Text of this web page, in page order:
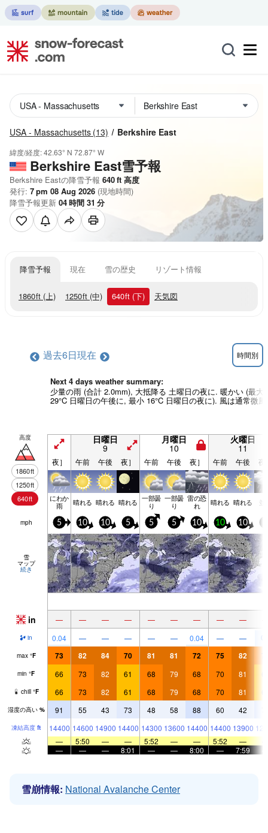
USA - Massachusetts (13) Berkshire East
緯度/経度:42.63° N 72.87° W
Berkshire East雪予報
Berkshire Eastの降雪予報 640ft 高度
発行: 7 pm 08 Aug 2026 (現地時間)
降雪予報更新 04時間 31 分
降雪予報 現在 雪の歴史 リゾート情報
1860ft (上) 1250ft (中) 640ft (下) 天気図
過去6日現在 時間別
Next 4 days weather summary:
少量の雨 (合計 2.0mm), 大抵降る 土曜日の夜に. 暖かい (最大
29°C 日曜日の午後に, 最小 16°C 日曜日の夜に). 風は通常微風.
高度
1860ft
1250ft
640ft
日曜日
9
月曜日
10
火曜日
11
夜］ 午前 午後 夜］ 午前 午後 夜］ 午前 午後 夜
にわか
雨 晴れる 晴れる 晴れる 一部曇
り
一部曇
り
雷の恐
れ 晴れる 晴れる 並
mph 5 10 10 5 5 5 10 10 10
雪
マップ
続き
in — — — — — — — — —
in 0.04 — — — — — 0.04 — —
max °F 73 82 84 70 81 81 72 75 82
min °F 66 73 82 61 68 79 68 70 81
chill °F 66 73 82 61 68 79 68 70 81
湿度の高い % 91 55 43 73 48 58 88 60 42
凍結高度 ft 14400 14600 14900 14400 14300 13600 14400 14400 13900
—
5:50 — — 5:52 — — 5:52 —
—
— — 8:01 — — 8:00 — 7:59
雪崩情報: National Avalanche Center